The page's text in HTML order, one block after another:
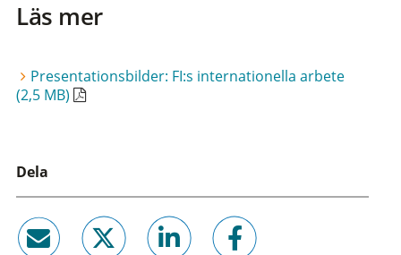
Läs mer
Presentationsbilder: FI:s internationella arbete
(2,5 MB)
Dela